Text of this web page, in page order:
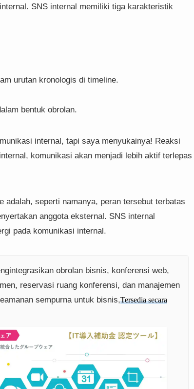
SNS internal memiliki tiga karakteristik
urutan kronologis di timeline.
bentuk obrolan.
internal, tapi saya menyukainya! Reaksi
komunikasi akan menjadi lebih aktif terlepas
adalah, seperti namanya, peran tersebut terbatas
anggota eksternal. SNS internal
pada komunikasi internal.
obrolan bisnis, konferensi web,
reservasi ruang konferensi, dan manajemen
sempurna untuk bisnis,Tersedia secara